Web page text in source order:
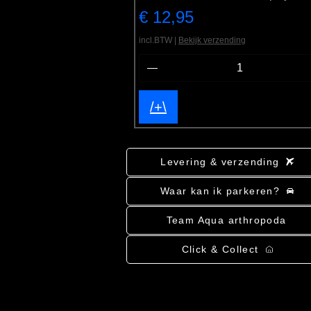
Prijs
€ 12,95
incl.BTW Bekijk verzending
/+\
Levering & verzending
Waar kan ik parkeren?
Team Aqua arthropoda
Click & Collect